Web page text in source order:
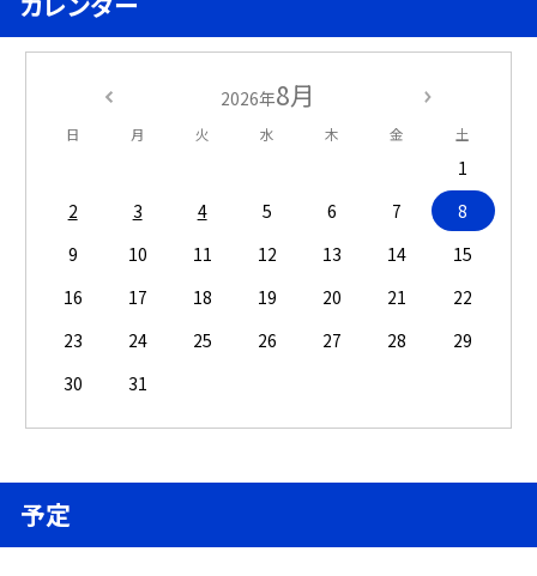
2026年8月
日 月 火 水 木 金 土
1
2
3 4 5 6 7
8
9
10 11 12 13 14
15
16
17 18 19 20 21
22
23
24 25 26 27 28
29
30
31
予定